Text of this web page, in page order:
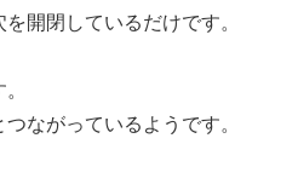
開閉しているだけです。
ながっているようです。